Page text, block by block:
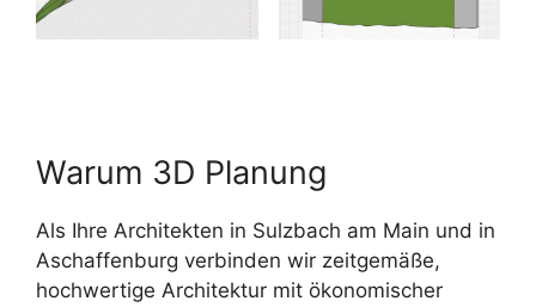
Warum 3D Planung
Als Ihre Architekten in Sulzbach am Main und in
Aschaffenburg verbinden wir zeitgemäße,
hochwertige Architektur mit ökonomischer